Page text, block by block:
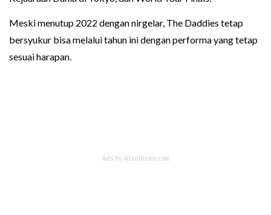
Meski menutup 2022 dengan nirgelar, The Daddies tetap
bersyukur bisa melalui tahun ini dengan performa yang tetap
sesuai harapan.